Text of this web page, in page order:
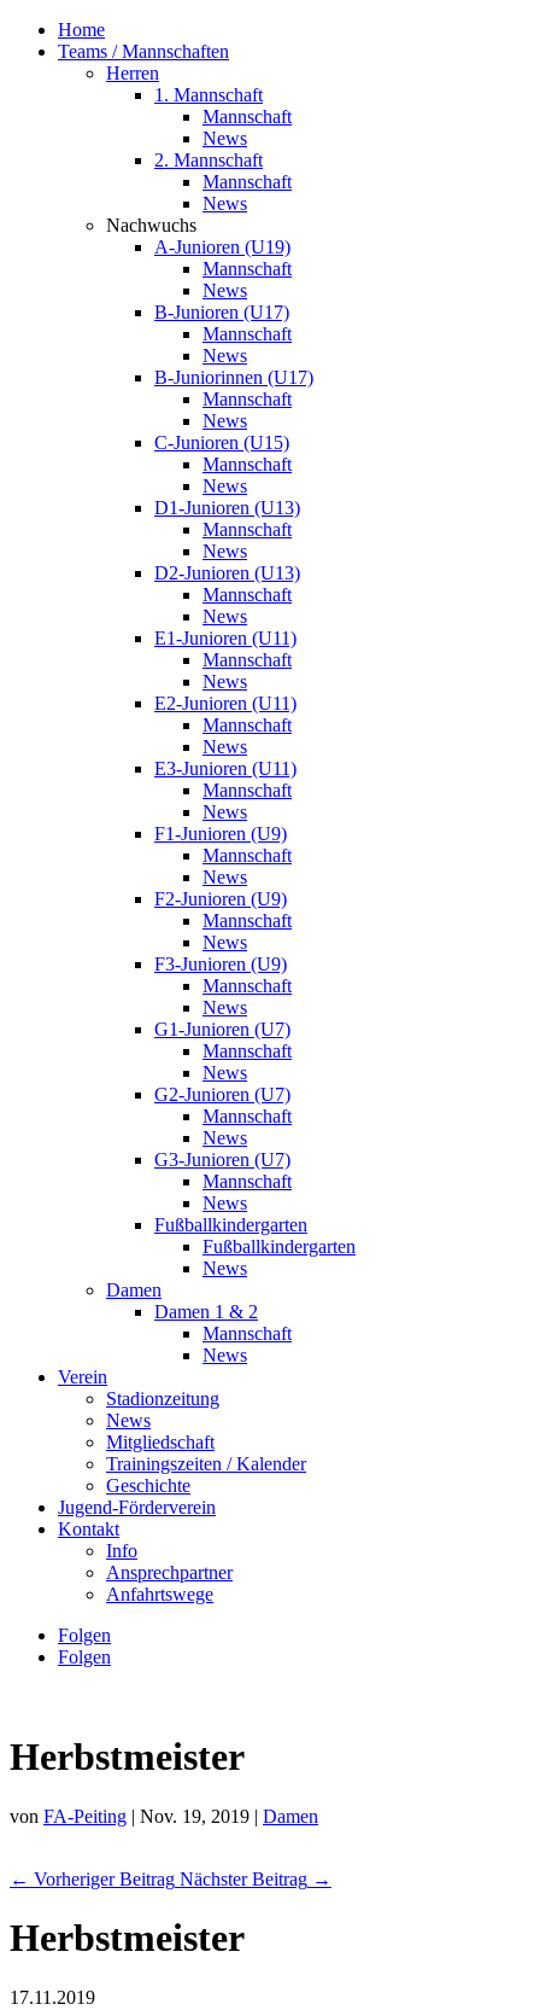
Home
Teams / Mannschaften
Herren
1. Mannschaft
Mannschaft
News
2. Mannschaft
Mannschaft
News
Nachwuchs
A-Junioren (U19)
Mannschaft
News
B-Junioren (U17)
Mannschaft
News
B-Juniorinnen (U17)
Mannschaft
News
C-Junioren (U15)
Mannschaft
News
D1-Junioren (U13)
Mannschaft
News
D2-Junioren (U13)
Mannschaft
News
E1-Junioren (U11)
Mannschaft
News
E2-Junioren (U11)
Mannschaft
News
E3-Junioren (U11)
Mannschaft
News
F1-Junioren (U9)
Mannschaft
News
F2-Junioren (U9)
Mannschaft
News
F3-Junioren (U9)
Mannschaft
News
G1-Junioren (U7)
Mannschaft
News
G2-Junioren (U7)
Mannschaft
News
G3-Junioren (U7)
Mannschaft
News
Fußballkindergarten
Fußballkindergarten
News
Damen
Damen 1 & 2
Mannschaft
News
Verein
Stadionzeitung
News
Mitgliedschaft
Trainingszeiten / Kalender
Geschichte
Jugend-Förderverein
Kontakt
Info
Ansprechpartner
Anfahrtswege
Folgen
Folgen
Herbstmeister
von FA-Peiting | Nov. 19, 2019 | Damen
← Vorheriger Beitrag Nächster Beitrag →
Herbstmeister
17.11.2019